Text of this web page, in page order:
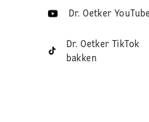
Dr. Oetker YouTube
Dr. Oetker TikTok
bakken